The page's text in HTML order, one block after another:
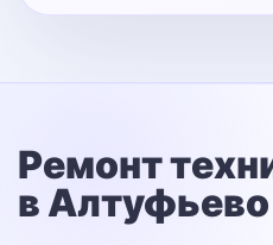
Ремонт
в Алтуфьево